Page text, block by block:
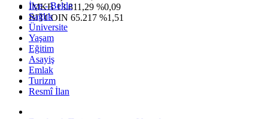
IMKB13.811,29 %0,09
BITCOIN 65.217 %1,51
İlçe - Belde
Sağlık
Üniversite
Yaşam
Eğitim
Asayiş
Emlak
Turizm
Resmî İlan